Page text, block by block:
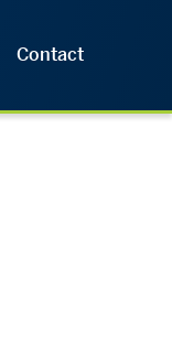
Contact